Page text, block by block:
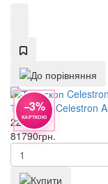
−3%
КАРТКОЮ
Телескоп Celestron
22205
81790грн.